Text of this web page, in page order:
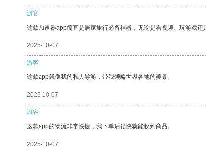
游客
这款加速器app简直是居家旅行必备神器，无论是看视频、玩游戏
2025-10-07
游客
这款app就像我的私人导游，带我领略世界各地的美景。
2025-10-07
游客
这款app的物流非常快捷，我下单后很快就能收到商品。
2025-10-07